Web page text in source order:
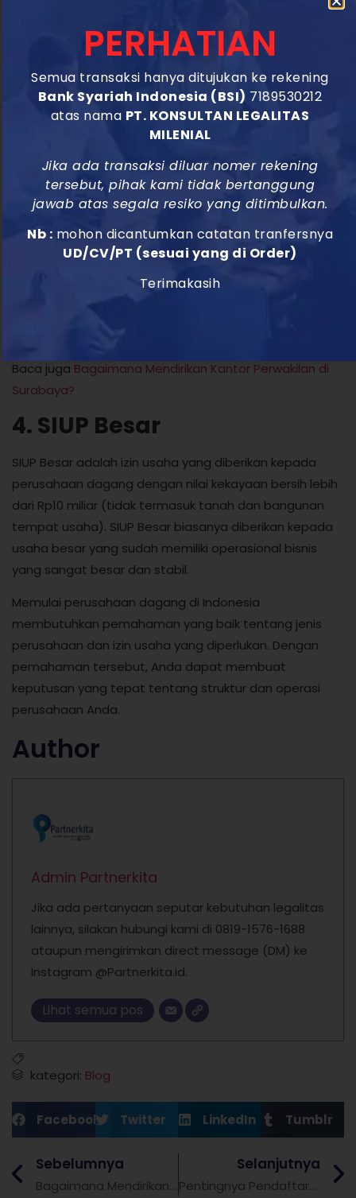
dari Rp 50 juta hingga Rp 500 juta (tidak termasuk
tanah dan bangunan tempat usaha). SIUP Kecil
biasanya diberikan kepada usaha kecil dan menengah
yang sudah memiliki operasional bisnis yang stabil.
3. SIUP Menengah
SIUP Menengah adalah izin usaha yang diberikan
kepada perusahaan dagang dengan nilai kekayaan
bersih lebih dari Rp500 juta hingga Rp10 miliar (tidak
Menengah biasanya diberikan kepada usaha
besar dan stabil.
Baca juga Bagaimana Mendirikan Kantor Perwakilan di
Surabaya?
4. SIUP Besar
SIUP Besar adalah izin usaha yang diberikan kepada
perusahaan dagang dengan nilai kekayaan bersih lebih
dari Rp10 miliar (tidak termasuk tanah dan bangunan
tempat usaha). SIUP Besar biasanya diberikan kepada
usaha besar yang sudah memiliki operasional bisnis
yang sangat besar dan stabil.
Memulai perusahaan dagang di Indonesia
membutuhkan pemahaman yang baik tentang jenis
perusahaan dan izin usaha yang diperlukan. Dengan
pemahaman tersebut, Anda dapat membuat
keputusan yang tepat tentang struktur dan operasi
perusahaan Anda.
Author
Admin Partnerkita
Jika ada pertanyaan seputar kebutuhan legalitas
lainnya, silakan hubungi kami di 0819-1576-1688
ataupun mengirimkan direct message (DM) ke
Instagram @Partnerkita.id.
Lihat semua pos
kategori: Blog
Facebook Twitter LinkedIn Tumblr
Sebelumnya
Bagaimana Mendirikan Kantor Perwakilan di Surabaya?
Selanjutnya
Pentingnya Pendaftaran Merek Dagang di Indonesia
PERHATIAN
Semua transaksi hanya ditujukan ke rekening
Bank Syariah Indonesia (BSI) 7189530212
atas nama PT. KONSULTAN LEGALITAS
MILENIAL
Jika ada transaksi diluar nomer rekening
tersebut, pihak kami tidak bertanggung
jawab atas segala resiko yang ditimbulkan.
Nb : mohon dicantumkan catatan tranfersnya
UD/CV/PT (sesuai yang di Order)
Terimakasih